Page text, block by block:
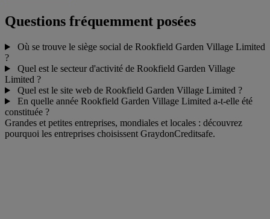
Questions fréquemment posées
Où se trouve le siège social de Rookfield Garden Village Limited
?
Quel est le secteur d'activité de Rookfield Garden Village
Limited ?
Quel est le site web de Rookfield Garden Village Limited ?
En quelle année Rookfield Garden Village Limited a-t-elle été
constituée ?
Grandes et petites entreprises, mondiales et locales : découvrez
pourquoi les entreprises choisissent GraydonCreditsafe.